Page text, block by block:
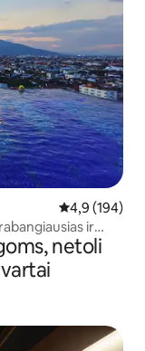
Vidutinis
4,9 (194)
ir
gražiausias
biuras + netoli
netoli